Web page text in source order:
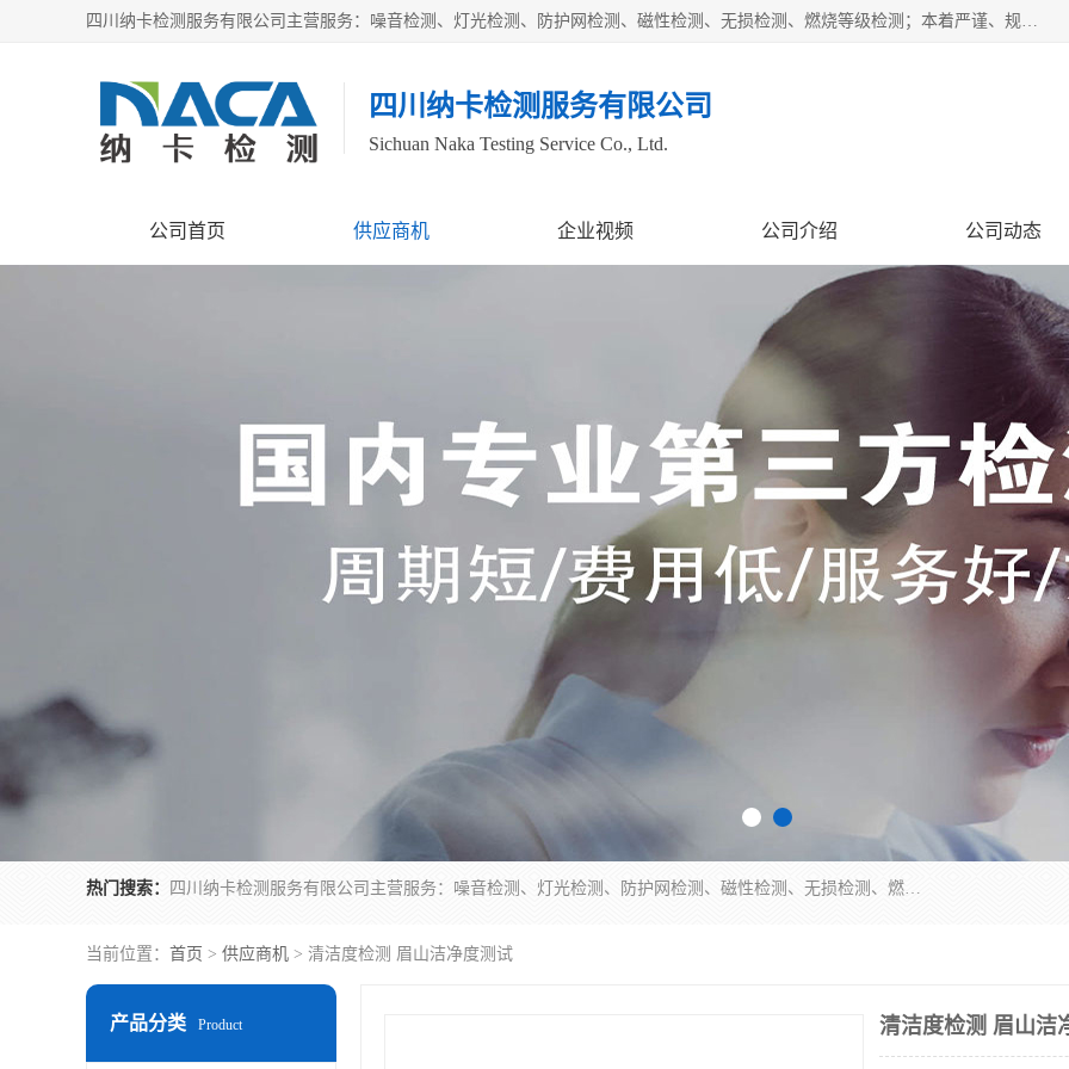
四川纳卡检测服务有限公司主营服务：噪音检测、灯光检测、防护网检测、磁性检测、无损检测、燃烧等级检测；本着严谨、规范的态度严格执行国家现行标准、规范及规程，奉行“科学公正、准确、持续改进、诚信服务”的企业价值和“科学、信誉、服务”的企业宗旨，竭诚为广大客户服务。
四川纳卡检测服务有限公司
Sichuan Naka Testing Service Co., Ltd.
公司首页 供应商机 企业视频 公司介绍 公司动态
热门搜索： 四川纳卡检测服务有限公司主营服务：噪音检测、灯光检测、防护网检测、磁性检测、无损检测、燃烧等级检测；本着严谨、规范的态度严格执行国家现行标准、规范及规程，奉行“科学公正、准确、持续改进、诚信服务”的企业价值和“科学、信誉、服务”的企业宗旨，竭诚为广大客户服务。
当前位置： 首页 > 供应商机 > 清洁度检测 眉山洁净度测试
产品分类 Product 清洁度检测 眉山洁